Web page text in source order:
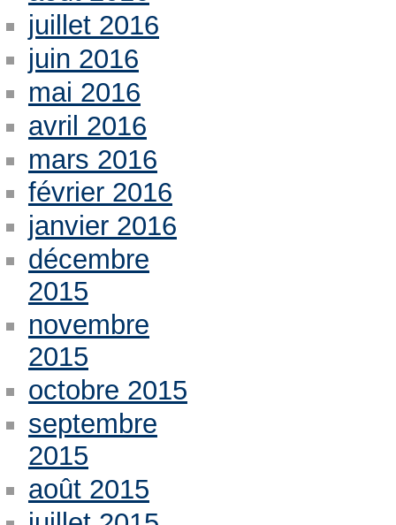
juillet 2016
juin 2016
mai 2016
avril 2016
mars 2016
février 2016
janvier 2016
décembre
2015
novembre
2015
octobre 2015
septembre
2015
août 2015